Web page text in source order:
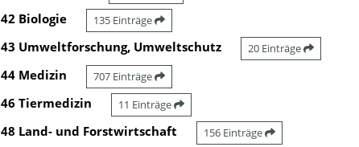
42 Biologie 135 Einträge
43 Umweltforschung, Umweltschutz 20 Einträge
44 Medizin 707 Einträge
46 Tiermedizin 11 Einträge
48 Land- und Forstwirtschaft 156 Einträge